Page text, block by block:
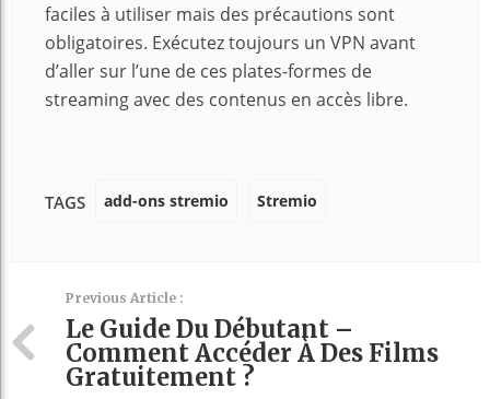
faciles à utiliser mais des précautions sont
obligatoires. Exécutez toujours un VPN avant
d’aller sur l’une de ces plates-formes de
streaming avec des contenus en accès libre.
TAGS add-ons stremio Stremio
Previous Article :
Le Guide Du Débutant –
Comment Accéder À Des Films
Gratuitement ?